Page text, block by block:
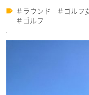
ラウンド ゴルフ
ゴルフ